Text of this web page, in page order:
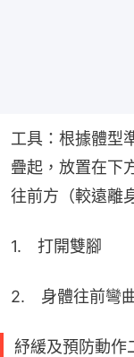
工具：根據體型
疊起，放置在下
往前方（較遠離
1.　打開雙腳
2.　身體往前彎
紓緩及預防動作